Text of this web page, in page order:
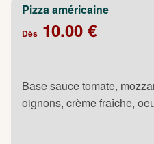
Pizza américaine
Dès 10.00 €
Base sauce tomate,
oignons, crème fraîche,